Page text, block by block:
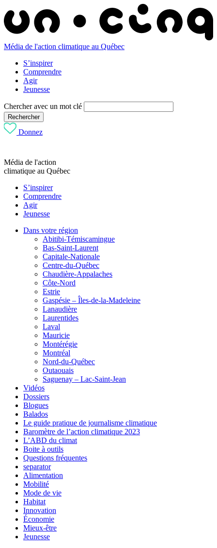
Média de l'action climatique au Québec
S’inspirer
Comprendre
Agir
Jeunesse
Chercher avec un mot clé
Rechercher
Donnez
Média de l'action
climatique au Québec
S’inspirer
Comprendre
Agir
Jeunesse
Dans votre région
Abitibi-Témiscamingue
Bas-Saint-Laurent
Capitale-Nationale
Centre-du-Québec
Chaudière-Appalaches
Côte-Nord
Estrie
Gaspésie – Îles-de-la-Madeleine
Lanaudière
Laurentides
Laval
Mauricie
Montérégie
Montréal
Nord-du-Québec
Outaouais
Saguenay – Lac-Saint-Jean
Vidéos
Dossiers
Blogues
Balados
Le guide pratique de journalisme climatique
Baromètre de l’action climatique 2023
L’ABD du climat
Boite à outils
Questions fréquentes
separator
Alimentation
Mobilité
Mode de vie
Habitat
Innovation
Économie
Mieux-être
Jeunesse